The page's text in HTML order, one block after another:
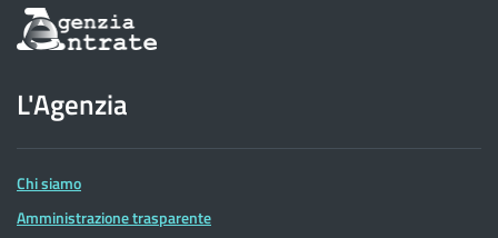
Informazioni
sul
dell'Agenzia
delle
Entrate
L'Agenzia
Chi siamo
Amministrazione trasparente